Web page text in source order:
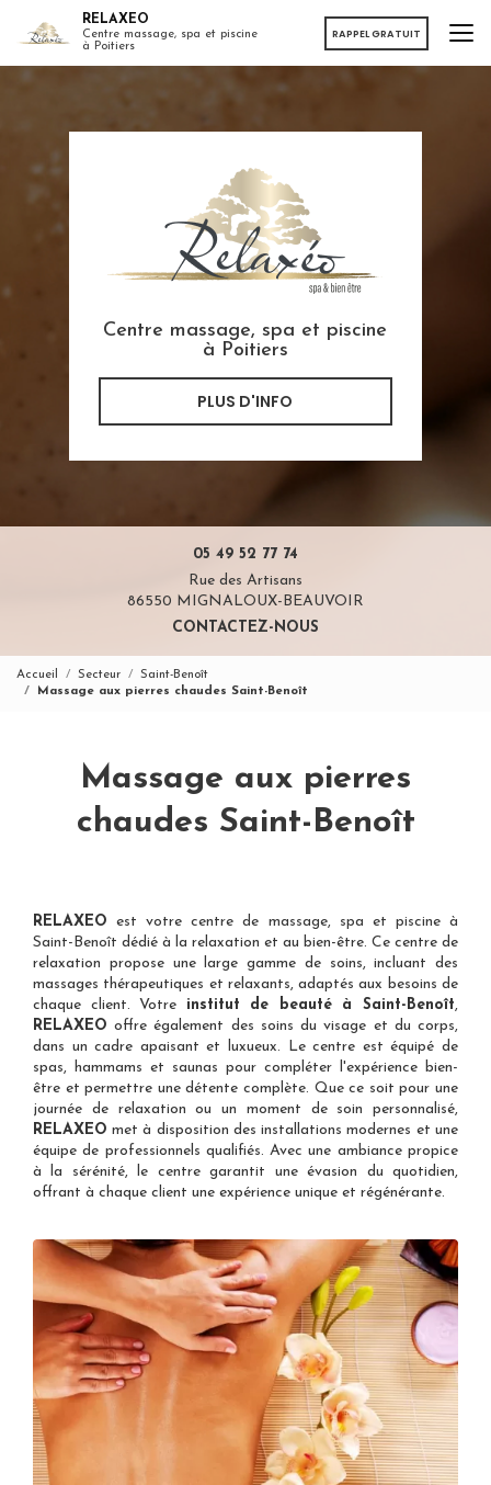
RELAXEO
Centre massage, spa et piscine
à Poitiers
RAPPEL GRATUIT
Centre massage, spa et piscine
à Poitiers
PLUS D'INFO
05 49 52 77 74
Rue des Artisans
86550 MIGNALOUX-BEAUVOIR
CONTACTEZ-NOUS
Accueil Secteur
Saint-Benoît
Massage aux pierres chaudes Saint-Benoît
Massage aux pierres
chaudes Saint-Benoît
RELAXEO est votrecentre de massage, spa et piscine à
Saint-Benoît dédié à la relaxation et au bien-être. Ce centre de
relaxation propose une large gamme de soins, incluant des
massages thérapeutiques et relaxants, adaptés aux besoins de
chaque client. Votre institut de beauté à Saint-Benoît,
RELAXEO offre également des soins du visage et du corps,
dans un cadre apaisant et luxueux. Le centre est équipé de
spas, hammams et saunas pour compléter l'expérience bien-
être et permettre une détente complète. Que ce soit pour une
journée de relaxation ou un moment de soin personnalisé,
RELAXEO met à disposition des installations modernes et une
équipe de professionnels qualifiés. Avec une ambiance propice
à la sérénité, le centre garantit une évasion du quotidien,
offrant à chaque client une expérience unique et régénérante.